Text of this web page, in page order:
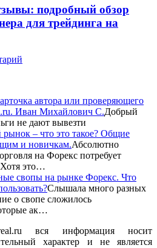
подробный обзор
для трейдинга на
автора или проверяющего
Иван Михайлович С.Добрый
не дают вывезти
– что это такое? Общие
и новичкам.Абсолютно
на Форекс потребует
Хотя это…
свопы на рынке Форекс. Что
Слышала много разных
о свопе сложилось
ак…
вся информация носит
характер и не является